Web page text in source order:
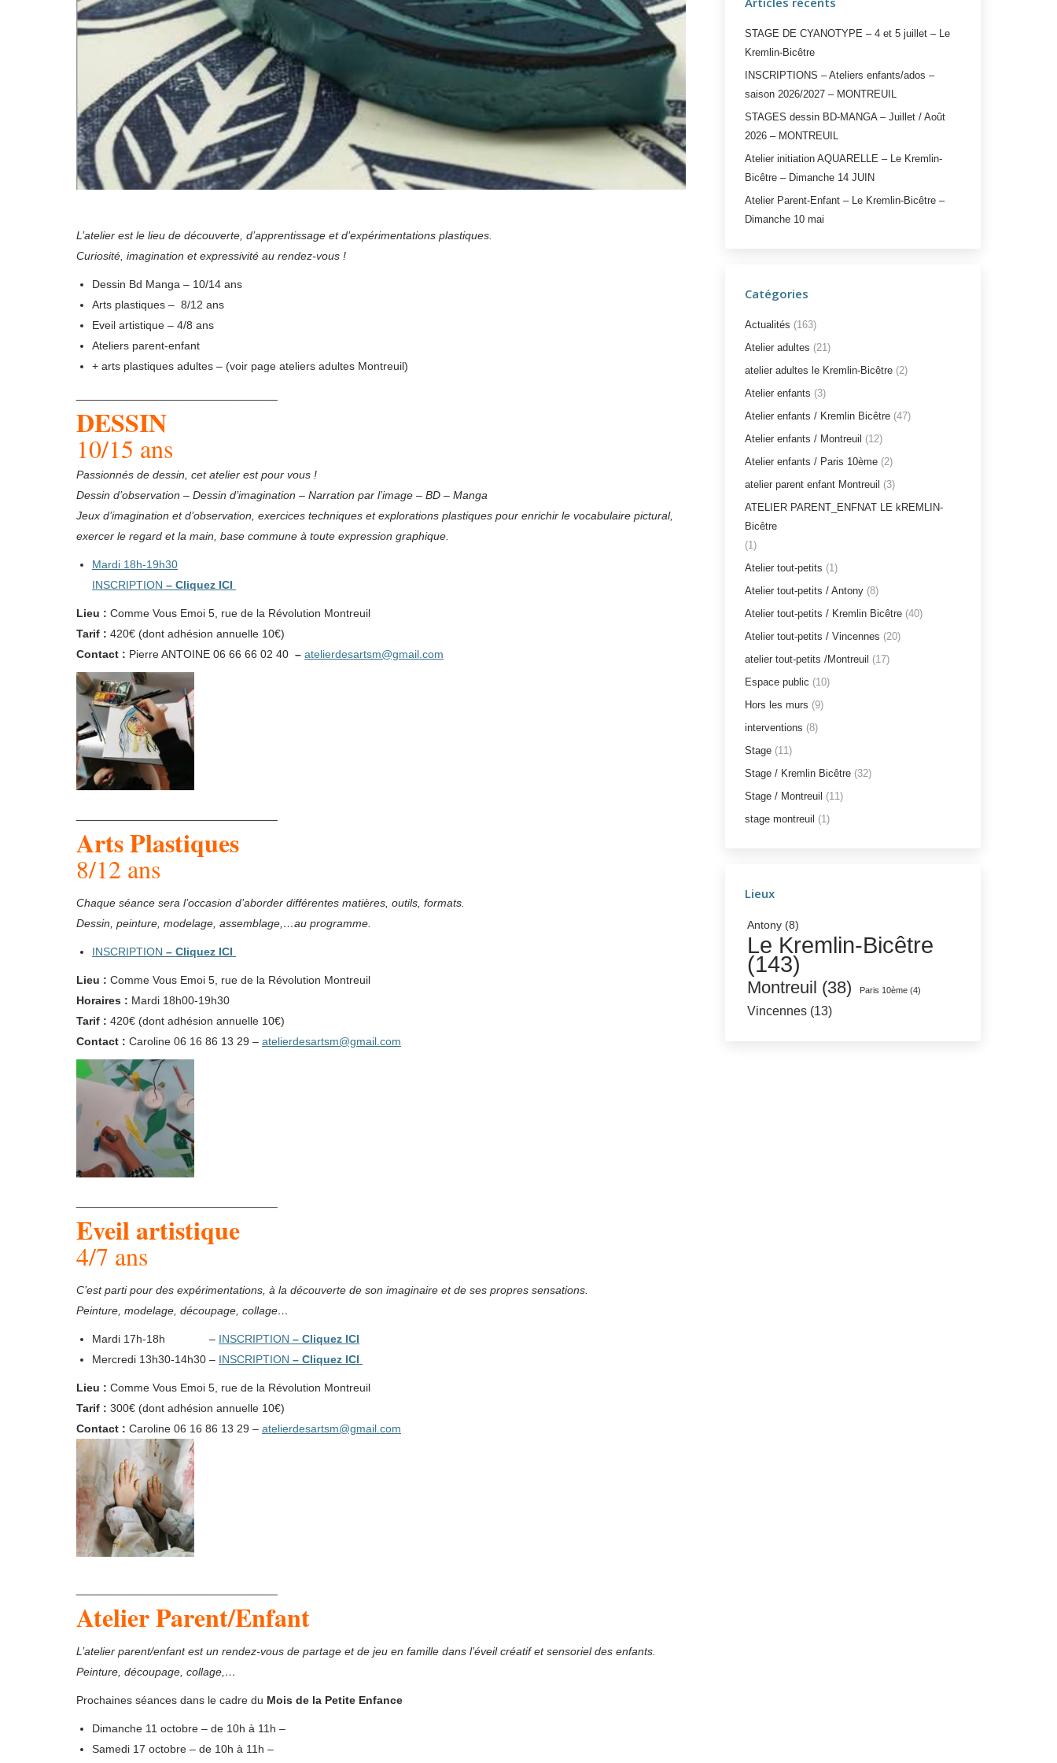
L’atelier est le lieu de découverte, d’apprentissage et d’expérimentations plastiques.
Curiosité, imagination et expressivité au rendez-vous !
Dessin Bd Manga – 10/14 ans
Arts plastiques – 8/12 ans
Eveil artistique – 4/8 ans
Ateliers parent-enfant
+ arts plastiques adultes – (voir page ateliers adultes Montreuil)
DESSIN
10/15 ans
Passionnés de dessin, cet atelier est pour vous !
Dessin d’observation – Dessin d’imagination – Narration par l’image – BD – Manga
Jeux d’imagination et d’observation, exercices techniques et explorations plastiques pour enrichir le vocabulaire pictural,
exercer le regard et la main, base commune à toute expression graphique.
Mardi 18h-19h30
INSCRIPTION – Cliquez ICI
Lieu : Comme Vous Emoi 5, rue de la Révolution Montreuil
Tarif : 420€ (dont adhésion annuelle 10€)
Contact : Pierre ANTOINE 06 66 66 02 40 – atelierdesartsm@gmail.com
Arts Plastiques
8/12 ans
Chaque séance sera l’occasion d’aborder différentes matières, outils, formats.
Dessin, peinture, modelage, assemblage,…au programme.
INSCRIPTION – Cliquez ICI
Lieu : Comme Vous Emoi 5, rue de la Révolution Montreuil
Horaires : Mardi 18h00-19h30
Tarif : 420€ (dont adhésion annuelle 10€)
Contact : Caroline 06 16 86 13 29 – atelierdesartsm@gmail.com
Eveil artistique
4/7 ans
C’est parti pour des expérimentations, à la découverte de son imaginaire et de ses propres sensations.
Peinture, modelage, découpage, collage…
Mardi 17h-18h – INSCRIPTION – Cliquez ICI
Mercredi 13h30-14h30 – INSCRIPTION – Cliquez ICI
Lieu : Comme Vous Emoi 5, rue de la Révolution Montreuil
Tarif : 300€ (dont adhésion annuelle 10€)
Contact : Caroline 06 16 86 13 29 – atelierdesartsm@gmail.com
Atelier Parent/Enfant
L’atelier parent/enfant est un rendez-vous de partage et de jeu en famille dans l’éveil créatif et sensoriel des enfants.
Peinture, découpage, collage,…
Prochaines séances dans le cadre du Mois de la Petite Enfance
Dimanche 11 octobre – de 10h à 11h –
Samedi 17 octobre – de 10h à 11h –
STAGE DE CYANOTYPE – 4 et 5 juillet – Le
Kremlin-Bicêtre
INSCRIPTIONS – Ateliers enfants/ados –
saison 2026/2027 – MONTREUIL
STAGES dessin BD-MANGA – Juillet / Août
2026 – MONTREUIL
Atelier initiation AQUARELLE – Le Kremlin-
Bicêtre – Dimanche 14 JUIN
Atelier Parent-Enfant – Le Kremlin-Bicêtre –
Dimanche 10 mai
Catégories
Actualités (163)
Atelier adultes (21)
atelier adultes le Kremlin-Bicêtre (2)
Atelier enfants (3)
Atelier enfants / Kremlin Bicêtre (47)
Atelier enfants / Montreuil (12)
Atelier enfants / Paris 10ème (2)
atelier parent enfant Montreuil (3)
ATELIER PARENT_ENFNAT LE kREMLIN-
Bicêtre
(1)
Atelier tout-petits (1)
Atelier tout-petits / Antony (8)
Atelier tout-petits / Kremlin Bicêtre (40)
Atelier tout-petits / Vincennes (20)
atelier tout-petits /Montreuil (17)
Espace public (10)
Hors les murs (9)
interventions (8)
Stage (11)
Stage / Kremlin Bicêtre (32)
Stage / Montreuil (11)
stage montreuil (1)
Lieux
Antony (8)
Le Kremlin-Bicêtre
(143)
Montreuil (38) Paris 10ème (4)
Vincennes (13)